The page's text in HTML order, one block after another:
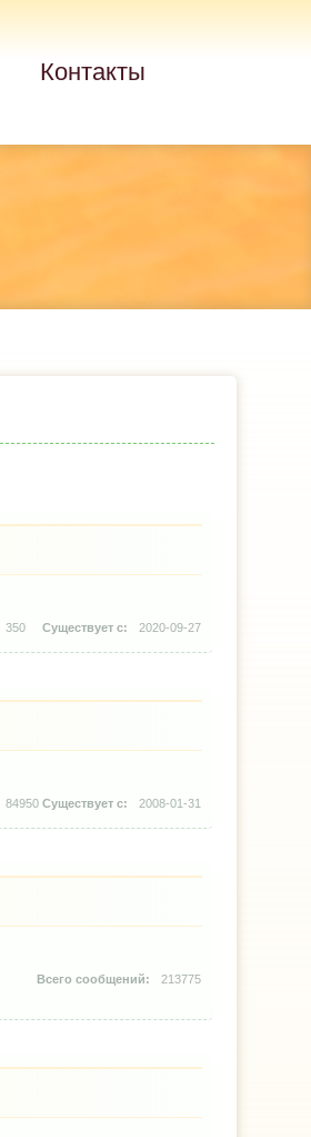
Контакты
350 2020-09-27
84950 2008-01-31
213775